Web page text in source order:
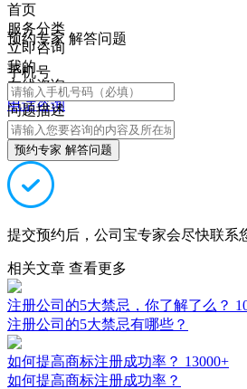
首页
服务分类
立即咨询
我的
在线咨询
电话咨询
预约专家 解答问题
手机号
问题描述
预约专家 解答问题
提交预约后，公司宝专家会尽快联系
相关文章 查看更多
注册公司的5大禁忌，你了解了么？
注册公司的5大禁忌有哪些？
如何提高商标注册成功率？ 13000+
如何提高商标注册成功率？